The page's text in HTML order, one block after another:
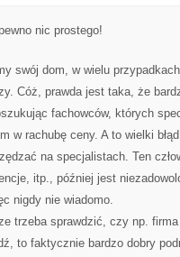
nic prostego!
swój dom, w wielu
Cóż, prawda jest taka, że
fachowców, których
w rachubę ceny. A to wielki
na specjalistach. Ten
itp., później jest
nigdy nie wiadomo.
trzeba sprawdzić, czy np.
to faktycznie bardzo dobry